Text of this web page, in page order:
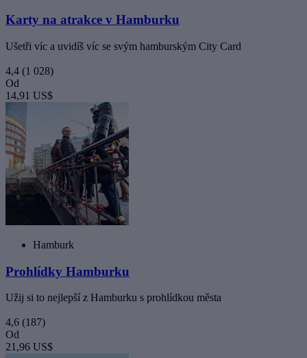
Karty na atrakce v Hamburku
Ušetři víc a uvidíš víc se svým hamburským City Card
4,4 (1 028)
Od
14,91 US$
Hamburk
Prohlídky Hamburku
Užij si to nejlepší z Hamburku s prohlídkou města
4,6 (187)
Od
21,96 US$